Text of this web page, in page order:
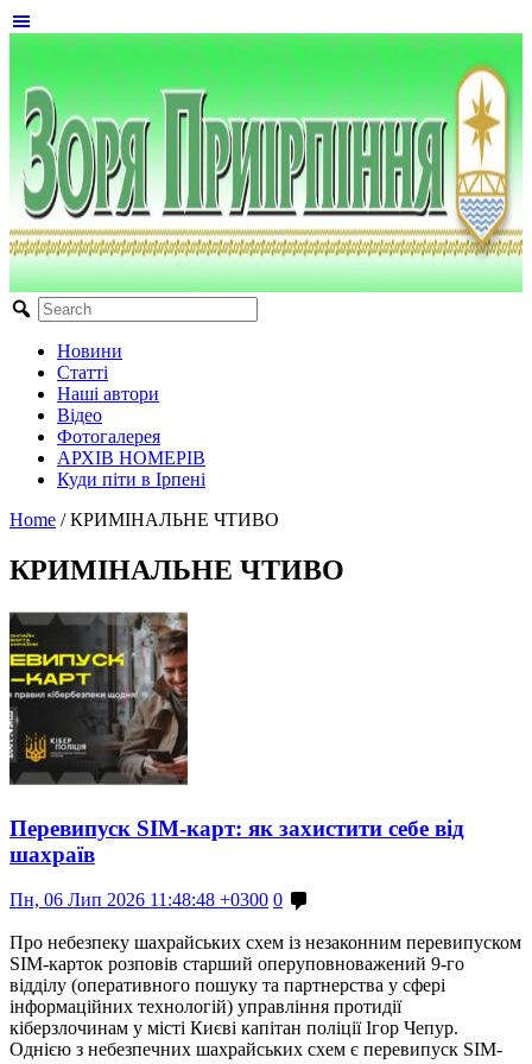
Новини
Статті
Наші автори
Відео
Фотогалерея
АРХІВ НОМЕРІВ
Куди піти в Ірпені
Home / КРИМІНАЛЬНЕ ЧТИВО
КРИМІНАЛЬНЕ ЧТИВО
Перевипуск SIM-карт: як захистити себе від
шахраїв
Пн, 06 Лип 2026 11:48:48 +0300 0
Про небезпеку шахрайських схем із незаконним перевипуском
SIM-карток розповів старший оперуповноважений 9-го
відділу (оперативного пошуку та партнерства у сфері
інформаційних технологій) управління протидії
кіберзлочинам у місті Києві капітан поліції Ігор Чепур.
Однією з небезпечних шахрайських схем є перевипуск SIM-